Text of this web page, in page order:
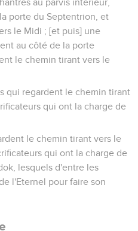
au parvis intérieur,
porte du Septentrion, et
le Midi ; [et puis] une
au côté de la porte
le chemin tirant vers le
qui regardent le chemin tirant
qui ont la charge de
le chemin tirant vers le
qui ont la charge de
lesquels d'entre les
l'Eternel pour faire son